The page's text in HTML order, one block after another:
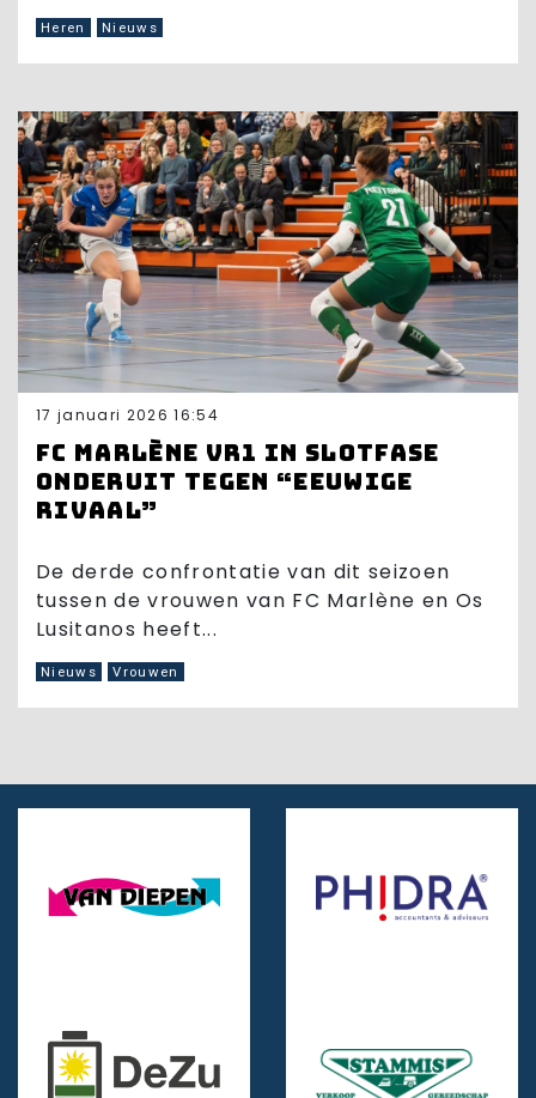
Heren Nieuws
17 januari 2026 16:54
FC Marlène VR1 in slotfase
onderuit tegen “eeuwige
rivaal”
De derde confrontatie van dit seizoen
tussen de vrouwen van FC Marlène en Os
Lusitanos heeft...
Nieuws Vrouwen